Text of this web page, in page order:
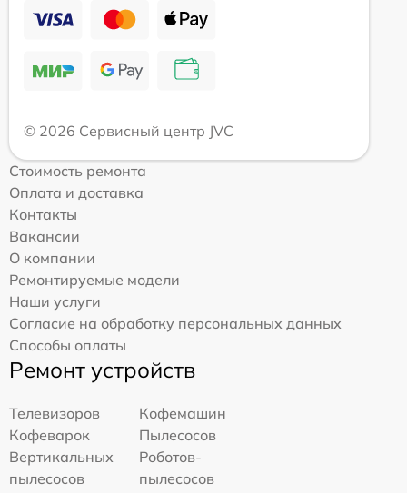
© 2026 Сервисный центр JVC
Стоимость ремонта
Оплата и доставка
Контакты
Вакансии
О компании
Ремонтируемые модели
Наши услуги
Согласие на обработку персональных данных
Способы оплаты
Ремонт устройств
Телевизоров
Кофемашин
Кофеварок
Пылесосов
Вертикальных
пылесосов
Роботов-
пылесосов